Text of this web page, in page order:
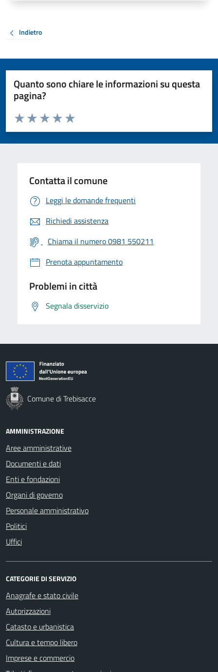
Indietro
Quanto sono chiare le informazioni su questa
pagina?
Valuta da 1 a 5 stelle la pagina
Valuta 5 stelle su 5
Valuta 4 stelle su 5
Valuta 3 stelle su 5
Valuta 2 stelle su 5
Valuta 1 stelle su 5
Contatta il comune
Leggi le domande frequenti
Richiedi assistenza
Chiama il numero 0981 550211
Prenota appuntamento
Problemi in città
Segnala disservizio
Comune di Trebisacce
AMMINISTRAZIONE
Aree amministrative
Documenti e dati
Enti e fondazioni
Organi di governo
Personale amministrativo
Politici
Uffici
CATEGORIE DI SERVIZIO
Anagrafe e stato civile
Autorizzazioni
Catasto e urbanistica
Cultura e tempo libero
Imprese e commercio